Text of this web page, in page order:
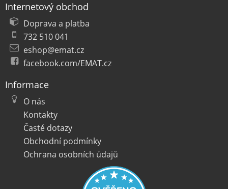
Internetový obchod
Doprava a platba
732 510 041
eshop@emat.cz
facebook.com/EMAT.cz
Informace
O nás
Kontakty
Časté dotazy
Obchodní podmínky
Ochrana osobních údajů